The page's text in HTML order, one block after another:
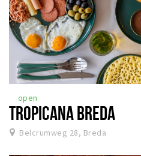
open
TROPICANA BREDA
Belcrumweg 28, Breda